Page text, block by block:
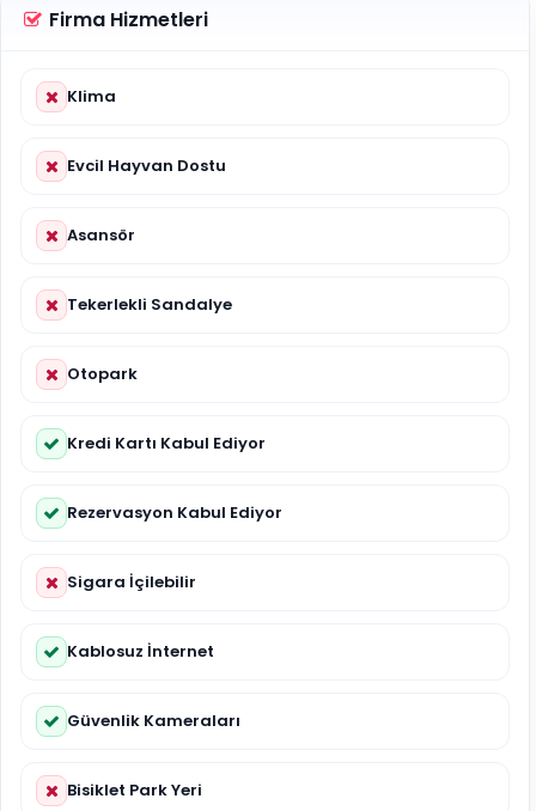
Firma Hizmetleri
Klima
Evcil Hayvan Dostu
Asansör
Tekerlekli Sandalye
Otopark
Kredi Kartı Kabul Ediyor
Rezervasyon Kabul Ediyor
Sigara İçilebilir
Kablosuz İnternet
Güvenlik Kameraları
Bisiklet Park Yeri